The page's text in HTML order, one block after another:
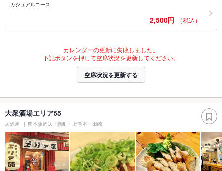
カジュアルコース
2,500円 （税込）
カレンダーの更新に失敗しました。
下記ボタンを押して空席状況を更新してください。
空席状況を更新する
大衆酒場エリア55
居酒屋 熊本駅周辺・新町・上熊本・田崎